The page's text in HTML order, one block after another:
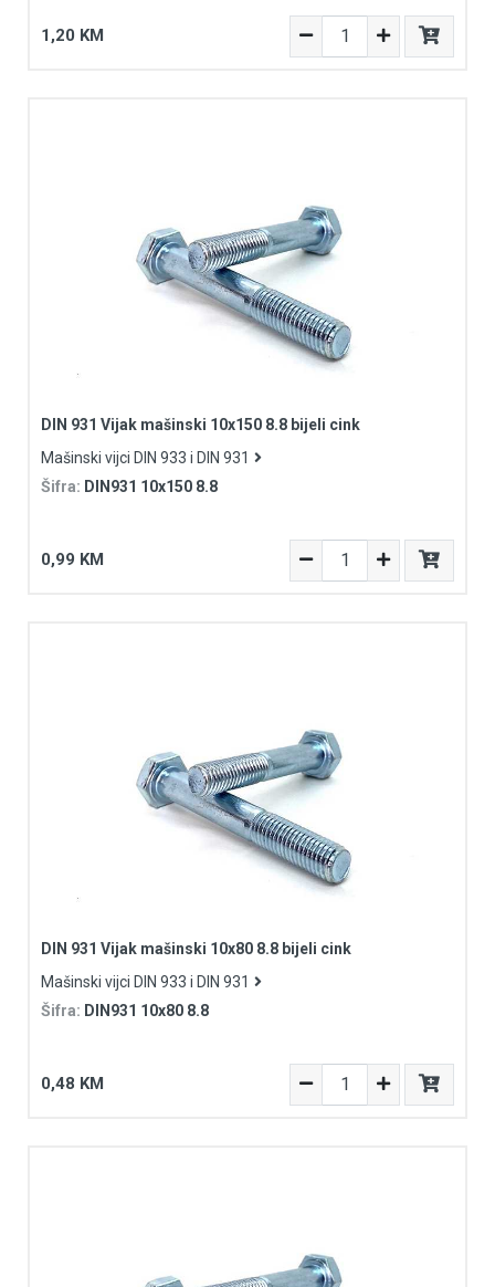
1,20 KM
DIN 931 Vijak mašinski 10x150 8.8 bijeli cink
Mašinski vijci DIN 933 i DIN 931
Šifra: DIN931 10x150 8.8
0,99 KM
DIN 931 Vijak mašinski 10x80 8.8 bijeli cink
Mašinski vijci DIN 933 i DIN 931
Šifra: DIN931 10x80 8.8
0,48 KM